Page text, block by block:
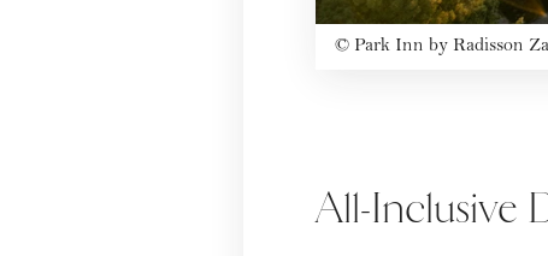
© Park Inn by Radisson
All-Inclusive